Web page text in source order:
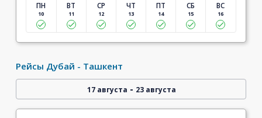
ПН
10
ВТ
11
СР
12
ЧТ
13
ПТ
14
СБ
15
ВС
16
Рейсы Дубай - Ташкент
17 августа - 23 августа